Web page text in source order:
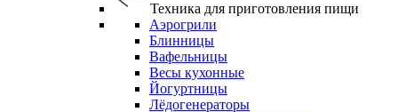
Техника для приготовления пищи
Аэрогрили
Блинницы
Вафельницы
Весы кухонные
Йогуртницы
Лёдогенераторы